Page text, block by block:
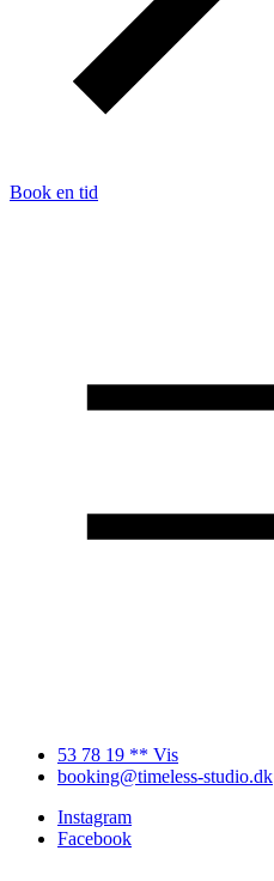
Book en tid
53 78 19 ** Vis
booking@timeless-studio.dk
Instagram
Facebook